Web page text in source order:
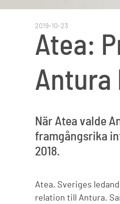
2019-10-23
Atea:
Antura
När Atea valde
framgångsrika
2018.
Atea, Sveriges
relation till Antura.